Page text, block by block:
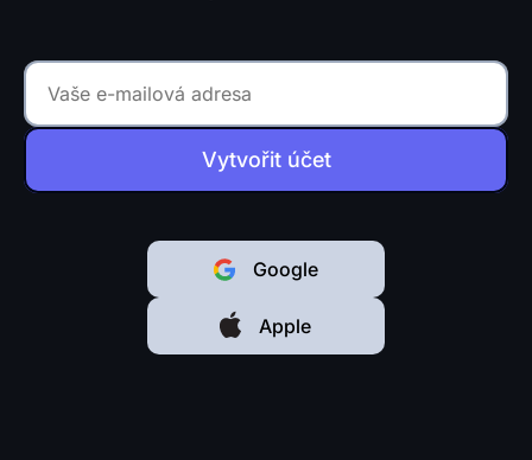
Vytvořit účet
Google
Apple